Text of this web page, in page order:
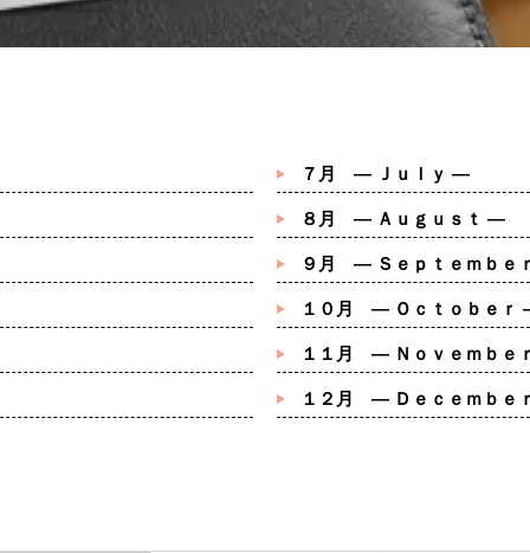
７月 ― Ｊｕｌｙ ―
８月 ― Ａｕｇｕｓｔ ―
９月 ― Ｓｅｐｔｅｍｂｅ
１０月 ― Ｏｃｔｏｂｅｒ
１１月 ― Ｎｏｖｅｍｂｅ
１２月 ― Ｄｅｃｅｍｂｅ